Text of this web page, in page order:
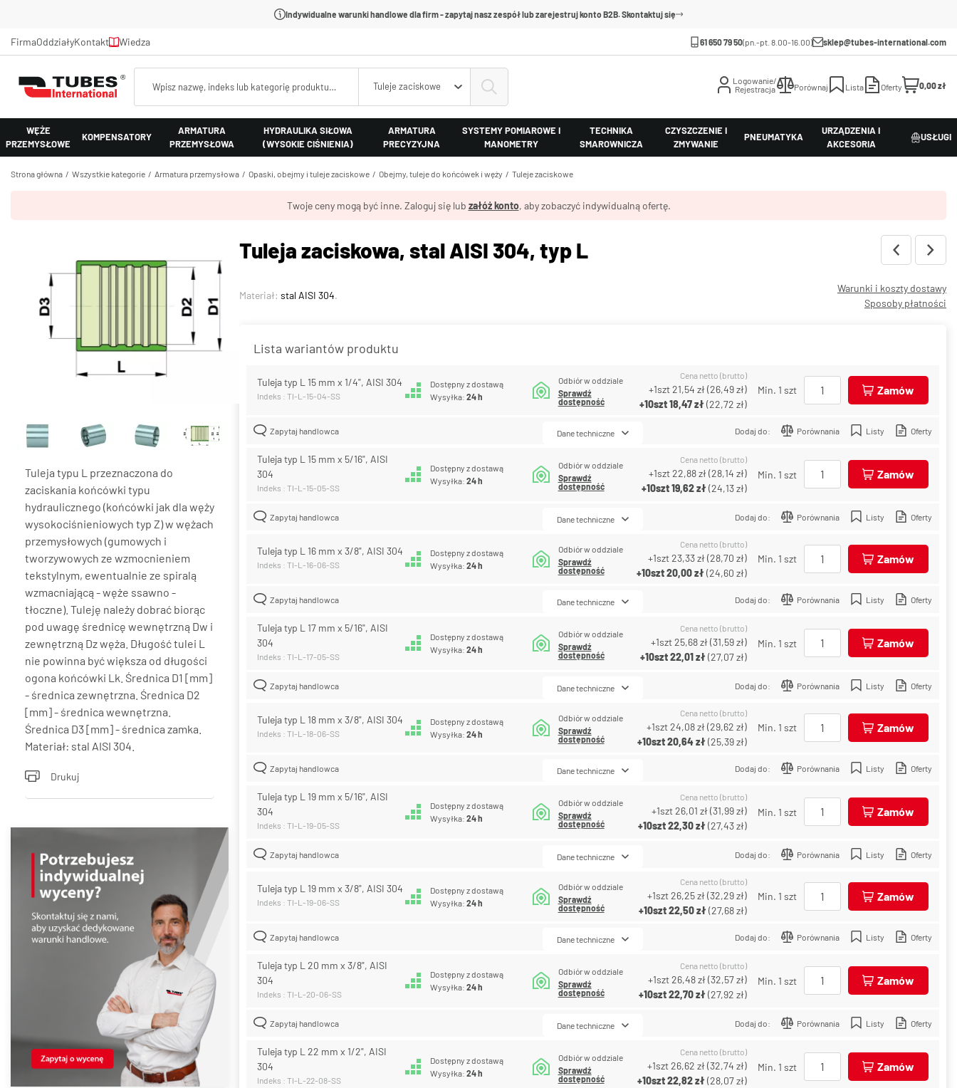
Indywidualne warunki handlowe dla firm - zapytaj nasz zespół lub zarejestruj konto B2B. Skontaktuj się
FirmaOddziałyKontakt Wiedza 61 650 79 50(pn.-pt. 8.00-16.00) sklep@tubes-international.com
Tuleje zaciskowe
Logowanie/
Rejestracja
Porównaj Lista Oferty 0,00 zł
WĘŻE
PRZEMYSŁOWE
KOMPENSATORY
ARMATURA
PRZEMYSŁOWA
HYDRAULIKA SIŁOWA
(WYSOKIE CIŚNIENIA)
ARMATURA
PRECYZYJNA
SYSTEMY POMIAROWE I
MANOMETRY
TECHNIKA
SMAROWNICZA
CZYSZCZENIE I
ZMYWANIE
PNEUMATYKA
URZĄDZENIA I
AKCESORIA
USŁUGI
Strona główna Wszystkie kategorie Armatura przemysłowa Opaski, obejmy i tuleje zaciskowe Obejmy, tuleje do końcówek i węży Tuleje zaciskowe
Twoje ceny mogą być inne. Zaloguj się lub załóż konto, aby zobaczyć indywidualną ofertę.
Tuleja typu L przeznaczona do
zaciskania końcówki typu
hydraulicznego (końcówki jak dla węży
wysokociśnieniowych typ Z) w wężach
przemysłowych (gumowych i
tworzywowych ze wzmocnieniem
tekstylnym, ewentualnie ze spiralą
wzmacniającą - węże ssawno -
tłoczne). Tuleję należy dobrać biorąc
pod uwagę średnicę wewnętrzną Dw i
zewnętrzną Dz węża. Długość tulei L
nie powinna być większa od długości
ogona końcówki Lk. Średnica D1 [mm]
- średnica zewnętrzna. Średnica D2
[mm] - średnica wewnętrzna.
Średnica D3 [mm] - średnica zamka.
Materiał: stal AISI 304.
Drukuj
Tuleja zaciskowa, stal AISI 304, typ L
Materiał: stal AISI 304.
Warunki i koszty dostawy
Sposoby płatności
Lista wariantów produktu
Tuleja typ L 15 mm x 1/4", AISI 304
Indeks : TI-L-15-04-SS
Dostępny z dostawą
Wysyłka:24 h
Odbiór w oddziale
Sprawdź
dostępność
Cena netto (brutto)
+1szt21,54 zł(26,49 zł)
+10szt18,47 zł(22,72 zł)
Min. 1 szt Zamów
Zapytaj handlowca Dodaj do: Porównania Listy Oferty
Dane techniczne
Tuleja typ L 15 mm x 5/16", AISI
304
Indeks : TI-L-15-05-SS
Dostępny z dostawą
Wysyłka:24 h
Odbiór w oddziale
Sprawdź
dostępność
Cena netto (brutto)
+1szt22,88 zł(28,14 zł)
+10szt19,62 zł(24,13 zł)
Min. 1 szt Zamów
Zapytaj handlowca Dodaj do: Porównania Listy Oferty
Dane techniczne
Tuleja typ L 16 mm x 3/8", AISI 304
Indeks : TI-L-16-06-SS
Dostępny z dostawą
Wysyłka:24 h
Odbiór w oddziale
Sprawdź
dostępność
Cena netto (brutto)
+1szt23,33 zł(28,70 zł)
+10szt20,00 zł(24,60 zł)
Min. 1 szt Zamów
Zapytaj handlowca Dodaj do: Porównania Listy Oferty
Dane techniczne
Tuleja typ L 17 mm x 5/16", AISI
304
Indeks : TI-L-17-05-SS
Dostępny z dostawą
Wysyłka:24 h
Odbiór w oddziale
Sprawdź
dostępność
Cena netto (brutto)
+1szt25,68 zł(31,59 zł)
+10szt22,01 zł(27,07 zł)
Min. 1 szt Zamów
Zapytaj handlowca Dodaj do: Porównania Listy Oferty
Dane techniczne
Tuleja typ L 18 mm x 3/8", AISI 304
Indeks : TI-L-18-06-SS
Dostępny z dostawą
Wysyłka:24 h
Odbiór w oddziale
Sprawdź
dostępność
Cena netto (brutto)
+1szt24,08 zł(29,62 zł)
+10szt20,64 zł(25,39 zł)
Min. 1 szt Zamów
Zapytaj handlowca Dodaj do: Porównania Listy Oferty
Dane techniczne
Tuleja typ L 19 mm x 5/16", AISI
304
Indeks : TI-L-19-05-SS
Dostępny z dostawą
Wysyłka:24 h
Odbiór w oddziale
Sprawdź
dostępność
Cena netto (brutto)
+1szt26,01 zł(31,99 zł)
+10szt22,30 zł(27,43 zł)
Min. 1 szt Zamów
Zapytaj handlowca Dodaj do: Porównania Listy Oferty
Dane techniczne
Tuleja typ L 19 mm x 3/8", AISI 304
Indeks : TI-L-19-06-SS
Dostępny z dostawą
Wysyłka:24 h
Odbiór w oddziale
Sprawdź
dostępność
Cena netto (brutto)
+1szt26,25 zł(32,29 zł)
+10szt22,50 zł(27,68 zł)
Min. 1 szt Zamów
Zapytaj handlowca Dodaj do: Porównania Listy Oferty
Dane techniczne
Tuleja typ L 20 mm x 3/8", AISI
304
Indeks : TI-L-20-06-SS
Dostępny z dostawą
Wysyłka:24 h
Odbiór w oddziale
Sprawdź
dostępność
Cena netto (brutto)
+1szt26,48 zł(32,57 zł)
+10szt22,70 zł(27,92 zł)
Min. 1 szt Zamów
Zapytaj handlowca Dodaj do: Porównania Listy Oferty
Dane techniczne
Tuleja typ L 22 mm x 1/2", AISI
304
Indeks : TI-L-22-08-SS
Dostępny z dostawą
Wysyłka:24 h
Odbiór w oddziale
Sprawdź
dostępność
Cena netto (brutto)
+1szt26,62 zł(32,74 zł)
+10szt22,82 zł(28,07 zł)
Min. 1 szt Zamów